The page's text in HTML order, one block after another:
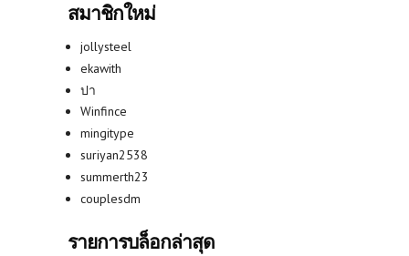
สมาชิกใหม่
jollysteel
ekawith
ปา
Winfince
mingitype
suriyan2538
summerth23
couplesdm
รายการบล็อกล่าสุด